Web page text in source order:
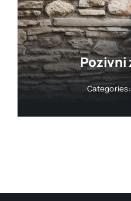
Pozivni
Categories: